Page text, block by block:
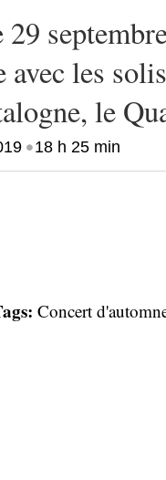
avec les
le
•18 h 25 min
Concert